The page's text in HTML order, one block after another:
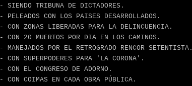
- SIENDO TRIBUNA DE DICTADORES.
- PELEADOS CON LOS PAISES DESARROLLADOS.
- CON ZONAS LIBERADAS PARA LA DELINCUENCIA.
- CON 20 MUERTOS POR DIA EN LOS CAMINOS.
- MANEJADOS POR EL RETROGRADO RENCOR SETENTISTA.
- CON SUPERPODERES PARA 'LA CORONA'.
- CON EL CONGRESO DE ADORNO.
- CON COIMAS EN CADA OBRA PÚBLICA.